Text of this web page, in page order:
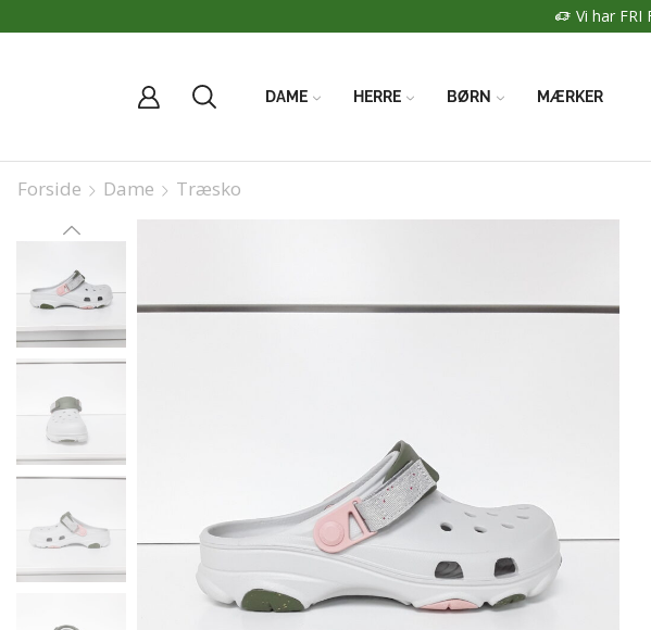
Vi har FRI
DAME HERRE BØRN MÆRKER
Forside Dame Træsko